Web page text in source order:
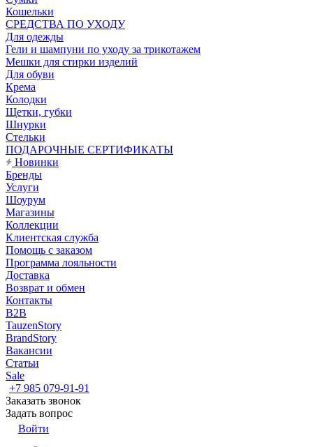
Кошельки
CРЕДСТВА ПО УХОДУ
Для одежды
Гели и шампуни по уходу за трикотажем
Мешки для стирки изделий
Для обуви
Крема
Колодки
Щетки, губки
Шнурки
Стельки
ПОДАРОЧНЫЕ СЕРТИФИКАТЫ
Новинки
Бренды
Услуги
Шоурум
Магазины
Коллекции
Клиентская служба
Помощь с заказом
Программа лояльности
Доставка
Возврат и обмен
Контакты
B2B
TauzenStory
BrandStory
Вакансии
Статьи
Sale
+7 985 079-91-91
Заказать звонок
Задать вопрос
Войти